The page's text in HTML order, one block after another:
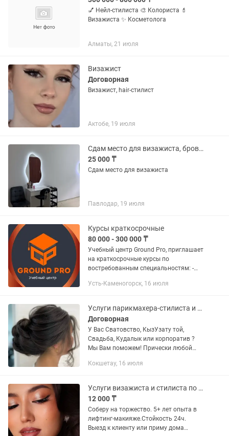
💅 Нейл-стилиста 🎨 Колориста 💄
Визажиста ✨ Косметолога
Алматы, 21 июля
Визажист
Договорная
Визажист, hair-стилист
Актобе, 19 июля
Сдам место для визажиста, бровиста , хейр стилиста
25 000 ₸
Сдам место для визажиста
Павлодар, 19 июля
Курсы краткосрочные
80 000 - 300 000 ₸
Учебный центр Ground Pro, приглашает
на краткосрочные курсы по
востребованным специальностям: -
(оффлайн/онлайн); - мобилография
-...
Усть-Каменогорск, 16 июля
Услуги парикмахера-стилиста и визажиста, причёски, макияж
Договорная
У Вас Сватовство, КызУзату той,
Свадьба, Кудалык или корпоратив ?
Мы Вам поможем! Прически любой
Предварительная запись
Кокшетау, 16 июля
Услуги визажиста и стилиста по прическам
12 000 ₸
Соберу на торжество. 5+ лет опыта в
лифтинг-макияже.Стойкость 24ч.
Выезд к клиенту или приму дома